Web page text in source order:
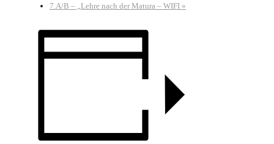
7.A/B – „Lehre nach der Matura – WIFI »